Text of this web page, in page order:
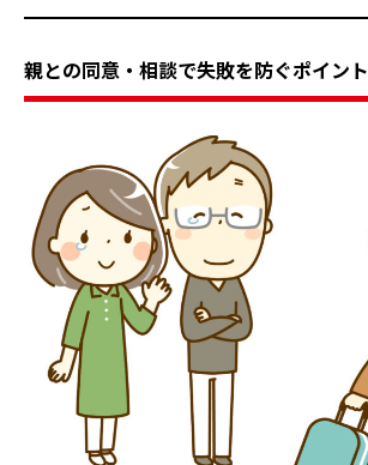
親との同意・相談で失敗を防ぐポイント